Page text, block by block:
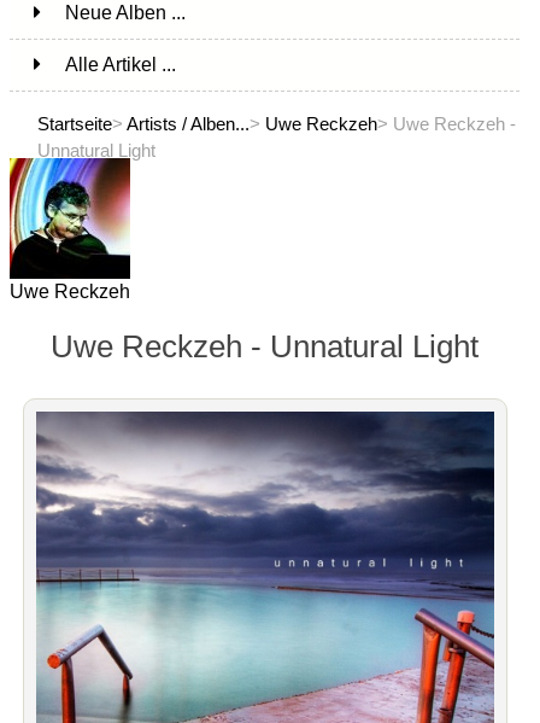
Neue Alben ...
Alle Artikel ...
Startseite> Artists / Alben...> Uwe Reckzeh> Uwe Reckzeh -
Unnatural Light
Uwe Reckzeh
Uwe Reckzeh - Unnatural Light